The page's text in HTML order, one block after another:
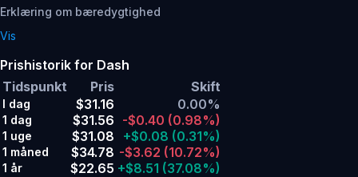
Erklæring om bæredygtighed
Vis
Prishistorik for Dash
Tidspunkt
Pris Skift
I dag $31.16 0.00%
1 dag $31.56 -$0.40 (0.98%)
1 uge $31.08 +$0.08 (0.31%)
1 måned $34.78 -$3.62 (10.72%)
1 år $22.65 +$8.51 (37.08%)